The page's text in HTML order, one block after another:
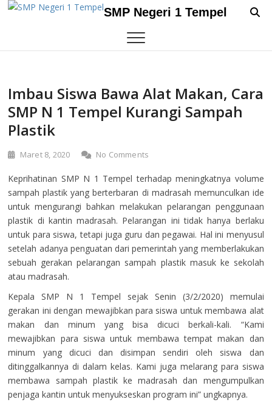
Skip
SMP Negeri 1 Tempel
Imbau Siswa Bawa Alat Makan, Cara
SMP N 1 Tempel Kurangi Sampah
Plastik
Maret 8, 2020 No Comments
Keprihatinan SMP N 1 Tempel terhadap meningkatnya volume
sampah plastik yang berterbaran di madrasah memunculkan ide
untuk mengurangi bahkan melakukan pelarangan penggunaan
plastik di kantin madrasah. Pelarangan ini tidak hanya berlaku
untuk para siswa, tetapi juga guru dan pegawai. Hal ini menyusul
setelah adanya penguatan dari pemerintah yang memberlakukan
sebuah gerakan pelarangan sampah plastik masuk ke sekolah
atau madrasah.
Kepala SMP N 1 Tempel sejak Senin (3/2/2020) memulai
gerakan ini dengan mewajibkan para siswa untuk membawa alat
makan dan minum yang bisa dicuci berkali-kali. “Kami
mewajibkan para siswa untuk membawa tempat makan dan
minum yang dicuci dan disimpan sendiri oleh siswa dan
ditinggalkannya di dalam kelas. Kami juga melarang para siswa
membawa sampah plastik ke madrasah dan mengumpulkan
penjaga kantin untuk menyukseskan program ini” ungkapnya.